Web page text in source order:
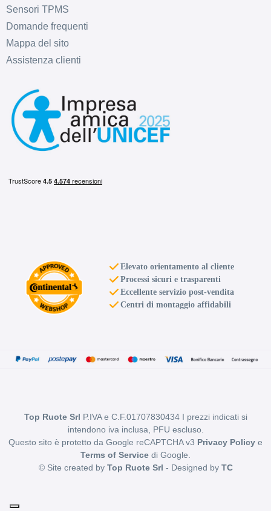
Sensori TPMS
Domande frequenti
Mappa del sito
Assistenza clienti
Elevato orientamento al cliente
Processi sicuri e trasparenti
Eccellente servizio post-vendita
Centri di montaggio affidabili
Top Ruote Srl P.IVA e C.F.01707830434 I prezzi indicati si
intendono iva inclusa, PFU escluso.
Questo sito è protetto da Google reCAPTCHA v3 Privacy Policy e
Terms of Service di Google.
© Site created by Top Ruote Srl - Designed by TC